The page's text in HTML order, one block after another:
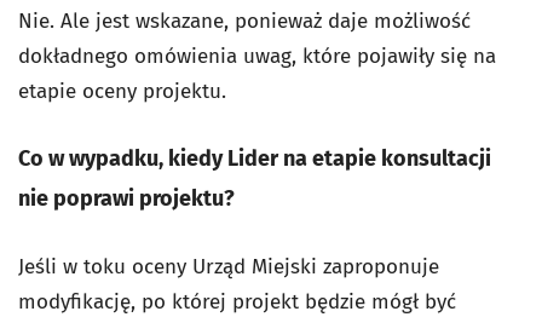
Nie. Ale jest wskazane, ponieważ daje możliwość
dokładnego omówienia uwag, które pojawiły się na
etapie oceny projektu.
Co w wypadku, kiedy Lider na etapie konsultacji
nie poprawi projektu?
Jeśli w toku oceny Urząd Miejski zaproponuje
modyfikację, po której projekt będzie mógł być